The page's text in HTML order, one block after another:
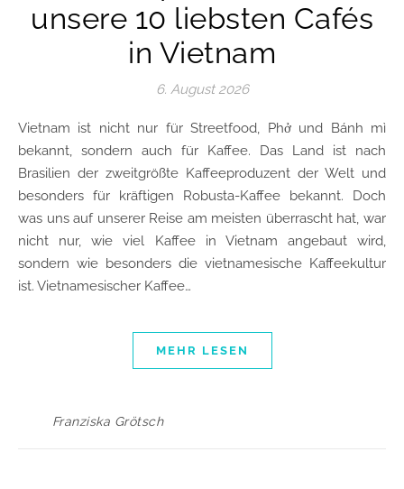
unsere 10 liebsten Cafés
in Vietnam
6. August 2026
Vietnam ist nicht nur für Streetfood, Phở und Bánh mì
bekannt, sondern auch für Kaffee. Das Land ist nach
Brasilien der zweitgrößte Kaffeeproduzent der Welt und
besonders für kräftigen Robusta-Kaffee bekannt. Doch
was uns auf unserer Reise am meisten überrascht hat, war
nicht nur, wie viel Kaffee in Vietnam angebaut wird,
sondern wie besonders die vietnamesische Kaffeekultur
ist. Vietnamesischer Kaffee…
MEHR LESEN
Franziska Grötsch